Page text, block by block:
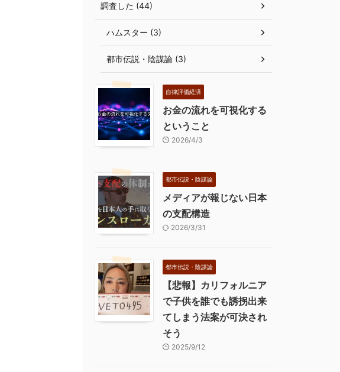
調査した (44)
ハムスター (3)
都市伝説・陰謀論 (3)
自律評価経済
お金の流れを可視化する
ということ
2026/4/3
都市伝説・陰謀論
メディアが報じない日本
の支配構造
2026/3/31
都市伝説・陰謀論
【悲報】カリフォルニア
で子供を誰でも誘拐出来
てしまう法案が可決され
そう
2025/9/12